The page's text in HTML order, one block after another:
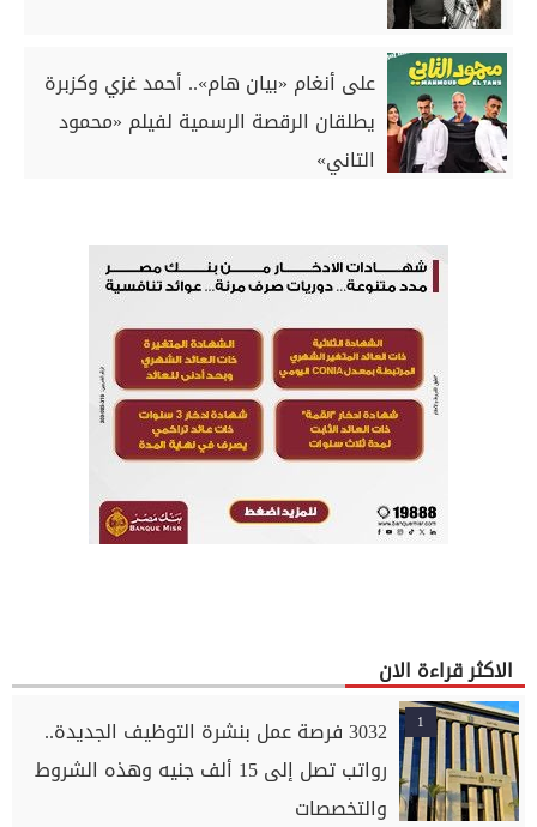
على أنغام «بيان هام».. أحمد غزي وكزبرة
يطلقان الرقصة الرسمية لفيلم «محمود
التاني»
الاكثر قراءة الان
1
3032 فرصة عمل بنشرة التوظيف الجديدة..
رواتب تصل إلى 15 ألف جنيه وهذه الشروط
والتخصصات